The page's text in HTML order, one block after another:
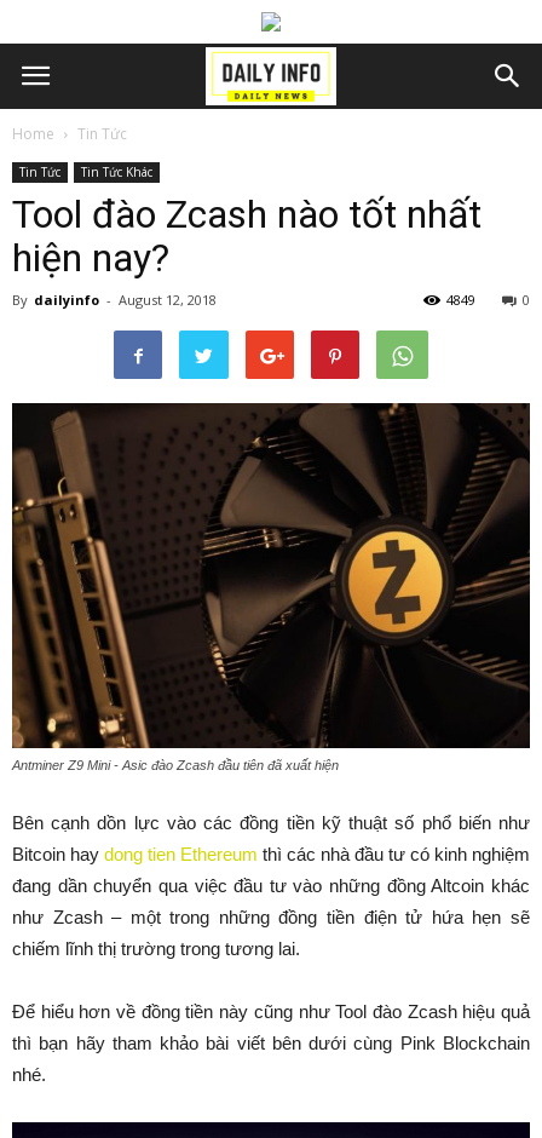
Home Tin Tức
Tin Tức Tin Tức Khác
Tool đào Zcash nào tốt nhất
hiện nay?
By dailyinfo - August 12, 2018 0
4849
Antminer Z9 Mini - Asic đào Zcash đầu tiên đã xuất hiện
Bên cạnh dồn lực vào các đồng tiền kỹ thuật số phổ biến như
Bitcoin hay dong tien Ethereum thì các nhà đầu tư có kinh nghiệm
đang dần chuyển qua việc đầu tư vào những đồng Altcoin khác
như Zcash – một trong những đồng tiền điện tử hứa hẹn sẽ
chiếm lĩnh thị trường trong tương lai.
Để hiểu hơn về đồng tiền này cũng như Tool đào Zcash hiệu quả
thì bạn hãy tham khảo bài viết bên dưới cùng Pink Blockchain
nhé.